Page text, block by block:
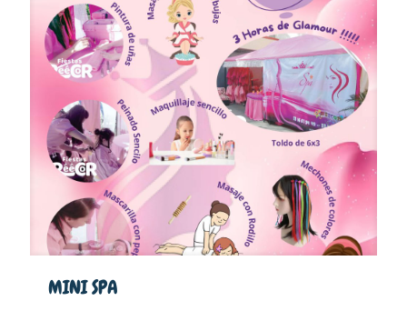
MINI SPA